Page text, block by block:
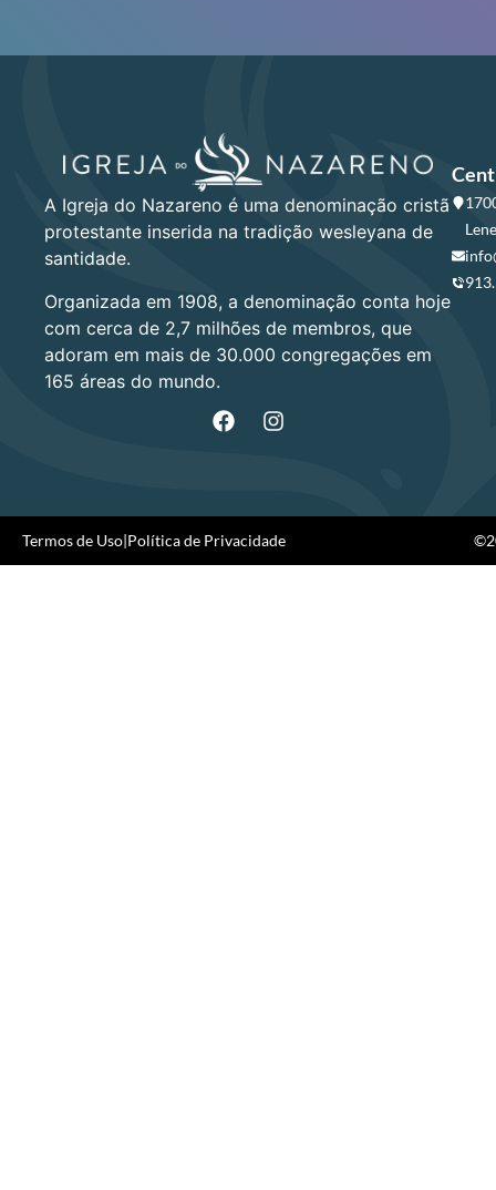
A Igreja do Nazareno é uma denominação cristã
protestante inserida na tradição wesleyana de
santidade.
Organizada em 1908, a denominação conta hoje
com cerca de 2,7 milhões de membros, que
adoram em mais de 30.000 congregações em
165 áreas do mundo.
Termos de Uso|Política de Privacidade